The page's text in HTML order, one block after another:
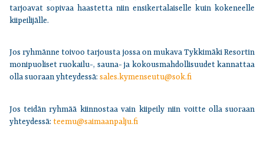
tarjoavat sopivaa haastetta niin ensikertalaiselle kuin kokeneelle
kiipeilijälle.
Jos ryhmänne toivoo tarjousta jossa on mukava Tykkimäki Resortin
monipuoliset ruokailu-, sauna- ja kokousmahdollisuudet kannattaa
olla suoraan yhteydessä: sales.kymenseutu@sok.fi
Jos teidän ryhmää kiinnostaa vain kiipeily niin voitte olla suoraan
yhteydessä: teemu@saimaanpalju.fi